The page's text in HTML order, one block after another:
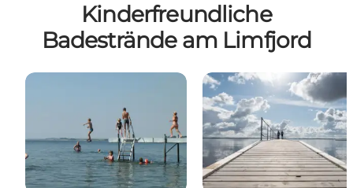
Kinderfreundliche
Badestrände am Limfjord